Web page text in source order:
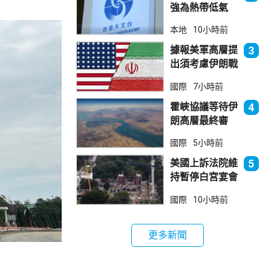
強為熱帶低氣
本港直接威脅不
大
本地 10小時前
據報美軍高層提
出須考慮伊朗戰
3
國際 7小時前
霍峽協議等待伊
朗高層最終審
航道後解除封鎖
4
國際 5小時前
美國上訴法院維
持暫停白宮宴會
5
國際 10小時前
更多新聞